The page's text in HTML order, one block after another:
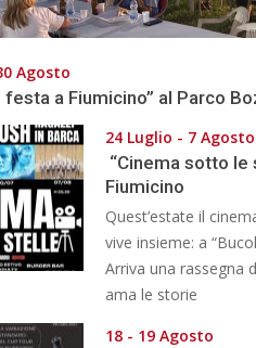
Agosto
festa a Fiumicino” al Parco
24 Luglio - 7 Agosto
“Cinema sotto le
Fiumicino
Quest’estate il
vive insieme: a
Arriva una rassegna
ama le storie
18 - 19 Agosto